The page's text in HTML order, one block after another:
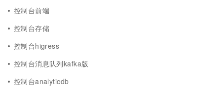
控制台前端
控制台存储
控制台higress
控制台消息队列kafka版
控制台analyticdb